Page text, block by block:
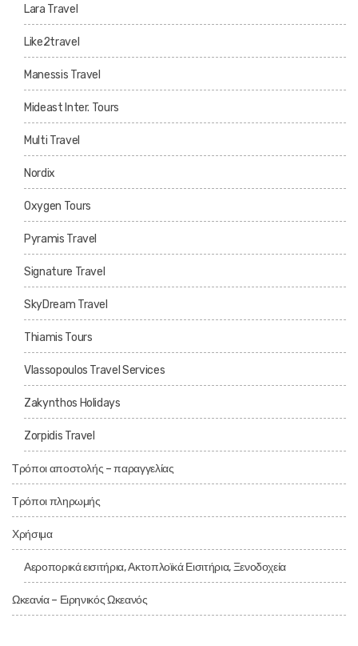
Lara Travel
Like2travel
Manessis Travel
Mideast Inter. Tours
Multi Travel
Nordix
Oxygen Tours
Pyramis Travel
Signature Travel
SkyDream Travel
Thiamis Tours
Vlassopoulos Travel Services
Zakynthos Holidays
Zorpidis Travel
Τρόποι αποστολής – παραγγελίας
Τρόποι πληρωμής
Χρήσιμα
Αεροπορικά εισιτήρια, Ακτοπλοϊκά Εισιτήρια, Ξενοδοχεία
Ωκεανία – Ειρηνικός Ωκεανός